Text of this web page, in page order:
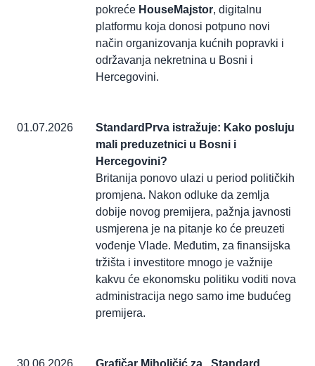
pokreće HouseMajstor, digitalnu
platformu koja donosi potpuno novi
način organizovanja kućnih popravki i
održavanja nekretnina u Bosni i
Hercegovini.
01.07.2026
StandardPrva istražuje: Kako posluju
mali preduzetnici u Bosni i
Hercegovini?
Britanija ponovo ulazi u period političkih
promjena. Nakon odluke da zemlja
dobije novog premijera, pažnja javnosti
usmjerena je na pitanje ko će preuzeti
vođenje Vlade. Međutim, za finansijska
tržišta i investitore mnogo je važnije
kakvu će ekonomsku politiku voditi nova
administracija nego samo ime budućeg
premijera.